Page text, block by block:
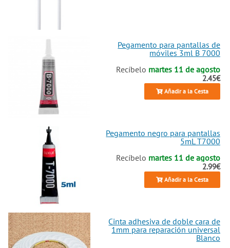
Pegamento para pantallas de
móviles 3ml B 7000
Recíbelo martes 11 de agosto
2.45€
Añadir a la Cesta
Pegamento negro para pantallas
5mL T7000
Recíbelo martes 11 de agosto
2.99€
Añadir a la Cesta
Cinta adhesiva de doble cara de
1mm para reparación universal
Blanco